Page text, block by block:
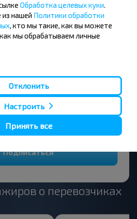
предложения INFOBUS.
новостей и
дешевле!
Подписаться
о перевозчиках
Обработка целевых куки.
из нашей Политики обработки
, кто мы такие, как вы можете
мы обрабатываем личные
Отклонить
Настроить
Принять все